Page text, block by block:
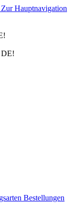
Zur Hauptnavigation
DE!
Bestellungen